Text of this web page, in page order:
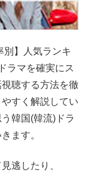
別】人気ランキ
ラマを確実にス
聴する方法を徹
すく解説してい
韓国(韓流)ドラ
ます。
逃したり、